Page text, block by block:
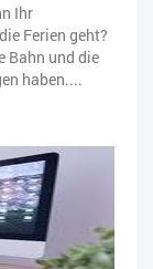
Ihr
Ferien geht?
Bahn und die
haben....